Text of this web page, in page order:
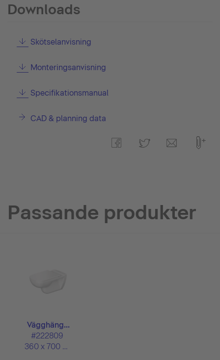
Downloads
Skötselanvisning
Monteringsanvisning
Specifikationsmanual
CAD & planning data
Passande produkter
Vägghäng...
#222809
360 x 700 mm